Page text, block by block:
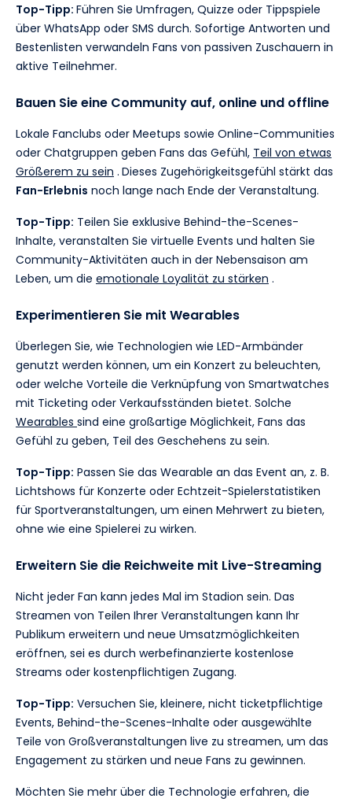
Top-Tipp: Führen Sie Umfragen, Quizze oder Tippspiele
über WhatsApp oder SMS durch. Sofortige Antworten und
Bestenlisten verwandeln Fans von passiven Zuschauern in
aktive Teilnehmer.
Bauen Sie eine Community auf, online und offline
Lokale Fanclubs oder Meetups sowie Online-Communities
oder Chatgruppen geben Fans das Gefühl, Teil von etwas
Größerem zu sein . Dieses Zugehörigkeitsgefühl stärkt das
Fan-Erlebnis noch lange nach Ende der Veranstaltung.
Top-Tipp: Teilen Sie exklusive Behind-the-Scenes-
Inhalte, veranstalten Sie virtuelle Events und halten Sie
Community-Aktivitäten auch in der Nebensaison am
Leben, um die emotionale Loyalität zu stärken .
Experimentieren Sie mit Wearables
Überlegen Sie, wie Technologien wie LED-Armbänder
genutzt werden können, um ein Konzert zu beleuchten,
oder welche Vorteile die Verknüpfung von Smartwatches
mit Ticketing oder Verkaufsständen bietet. Solche
Wearables sind eine großartige Möglichkeit, Fans das
Gefühl zu geben, Teil des Geschehens zu sein.
Top-Tipp: Passen Sie das Wearable an das Event an, z. B.
Lichtshows für Konzerte oder Echtzeit-Spielerstatistiken
für Sportveranstaltungen, um einen Mehrwert zu bieten,
ohne wie eine Spielerei zu wirken.
Erweitern Sie die Reichweite mit Live-Streaming
Nicht jeder Fan kann jedes Mal im Stadion sein. Das
Streamen von Teilen Ihrer Veranstaltungen kann Ihr
Publikum erweitern und neue Umsatzmöglichkeiten
eröffnen, sei es durch werbefinanzierte kostenlose
Streams oder kostenpflichtigen Zugang.
Top-Tipp: Versuchen Sie, kleinere, nicht ticketpflichtige
Events, Behind-the-Scenes-Inhalte oder ausgewählte
Teile von Großveranstaltungen live zu streamen, um das
Engagement zu stärken und neue Fans zu gewinnen.
Möchten Sie mehr über die Technologie erfahren, die